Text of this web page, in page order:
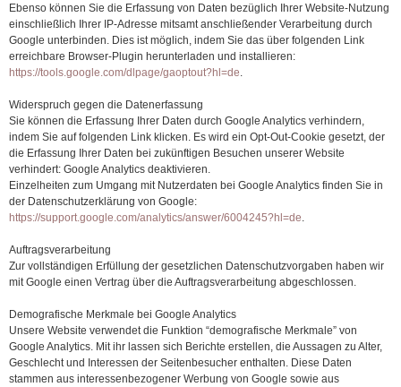
Ebenso können Sie die Erfassung von Daten bezüglich Ihrer Website-Nutzung
einschließlich Ihrer IP-Adresse mitsamt anschließender Verarbeitung durch
Google unterbinden. Dies ist möglich, indem Sie das über folgenden Link
erreichbare Browser-Plugin herunterladen und installieren:
https://tools.google.com/dlpage/gaoptout?hl=de.
Widerspruch gegen die Datenerfassung
Sie können die Erfassung Ihrer Daten durch Google Analytics verhindern,
indem Sie auf folgenden Link klicken. Es wird ein Opt-Out-Cookie gesetzt, der
die Erfassung Ihrer Daten bei zukünftigen Besuchen unserer Website
verhindert: Google Analytics deaktivieren.
Einzelheiten zum Umgang mit Nutzerdaten bei Google Analytics finden Sie in
der Datenschutzerklärung von Google:
https://support.google.com/analytics/answer/6004245?hl=de.
Auftragsverarbeitung
Zur vollständigen Erfüllung der gesetzlichen Datenschutzvorgaben haben wir
mit Google einen Vertrag über die Auftragsverarbeitung abgeschlossen.
Demografische Merkmale bei Google Analytics
Unsere Website verwendet die Funktion “demografische Merkmale” von
Google Analytics. Mit ihr lassen sich Berichte erstellen, die Aussagen zu Alter,
Geschlecht und Interessen der Seitenbesucher enthalten. Diese Daten
stammen aus interessenbezogener Werbung von Google sowie aus